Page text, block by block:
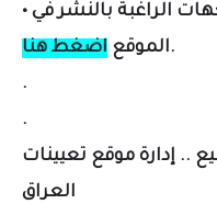
• الراغبة بالنشر في
الموقع اضغط هنا
.
.
.
.. إدارة موقع تعيينات
العراق